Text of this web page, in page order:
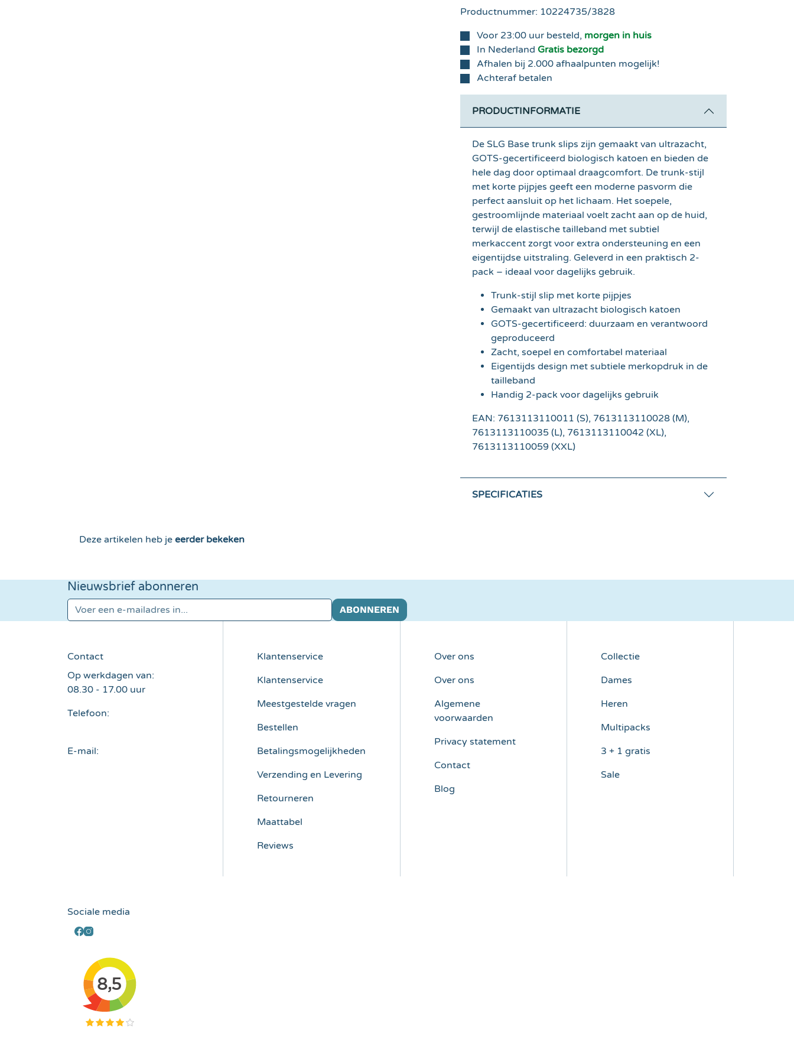
Productnummer: 10224735/3828
Voor 23:00 uur besteld, morgen in huis
In Nederland Gratis bezorgd
Afhalen bij 2.000 afhaalpunten mogelijk!
Achteraf betalen
PRODUCTINFORMATIE
De SLG Base trunk slips zijn gemaakt van ultrazacht,
GOTS-gecertificeerd biologisch katoen en bieden de
hele dag door optimaal draagcomfort. De trunk-stijl
met korte pijpjes geeft een moderne pasvorm die
perfect aansluit op het lichaam. Het soepele,
gestroomlijnde materiaal voelt zacht aan op de huid,
terwijl de elastische tailleband met subtiel
merkaccent zorgt voor extra ondersteuning en een
eigentijdse uitstraling. Geleverd in een praktisch 2-
pack – ideaal voor dagelijks gebruik.
Trunk-stijl slip met korte pijpjes
Gemaakt van ultrazacht biologisch katoen
GOTS-gecertificeerd: duurzaam en verantwoord
geproduceerd
Zacht, soepel en comfortabel materiaal
Eigentijds design met subtiele merkopdruk in de
tailleband
Handig 2-pack voor dagelijks gebruik
EAN: 7613113110011 (S), 7613113110028 (M),
7613113110035 (L), 7613113110042 (XL),
7613113110059 (XXL)
SPECIFICATIES
Deze artikelen heb je eerder bekeken
Nieuwsbrief abonneren
E-mailadres* ABONNEREN
Contact
Op werkdagen van:
08.30 - 17.00 uur
Telefoon:
E-mail:
Klantenservice
Klantenservice
Meestgestelde vragen
Bestellen
Betalingsmogelijkheden
Verzending en Levering
Retourneren
Maattabel
Reviews
Over ons
Over ons
Algemene
voorwaarden
Privacy statement
Contact
Blog
Collectie
Dames
Heren
Multipacks
3 + 1 gratis
Sale
Sociale media